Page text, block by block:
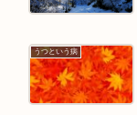
うつという病